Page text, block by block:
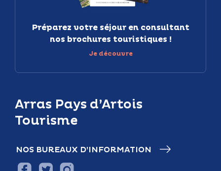
Arras Pays d’Artois
Tourisme
NOS BUREAUX D’INFORMATION
Préparez votre séjour en consultant
nos brochures touristiques !
Je découvre